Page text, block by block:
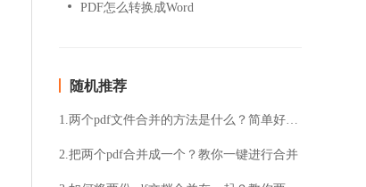
PDF怎么转换成Word
随机推荐
1.两个pdf文件合并的方法是什么？简单好用的pdf合并技巧
2.把两个pdf合并成一个？教你一键进行合并